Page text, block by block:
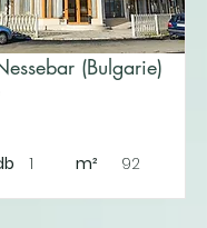
(Bulgarie)
1 m² 92